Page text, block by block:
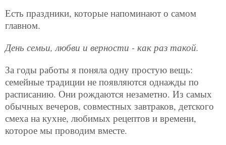
Есть праздники, которые напоминают о самом
главном.
День семьи, любви и верности - как раз такой.
За годы работы я поняла одну простую вещь:
семейные традиции не появляются однажды по
расписанию. Они рождаются незаметно. Из самых
обычных вечеров, совместных завтраков, детского
смеха на кухне, любимых рецептов и времени,
которое мы проводим вместе.